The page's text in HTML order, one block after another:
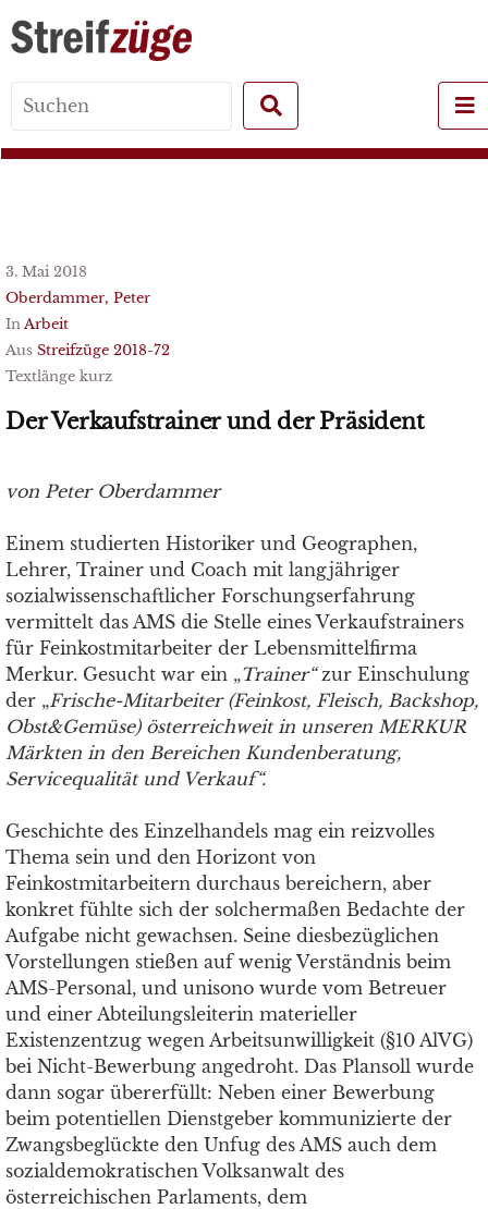
for:
3. Mai 2018
Oberdammer, Peter
In Arbeit
Aus Streifzüge 2018-72
Textlänge kurz
Der Verkaufstrainer und der Präsident
von Peter Oberdammer
Einem studierten Historiker und Geographen,
Lehrer, Trainer und Coach mit langjähriger
sozialwissenschaftlicher Forschungserfahrung
vermittelt das AMS die Stelle eines Verkaufstrainers
für Feinkostmitarbeiter der Lebensmittelfirma
Merkur. Gesucht war ein „Trainer“zur Einschulung
der „Frische-Mitarbeiter (Feinkost, Fleisch, Backshop,
Obst&Gemüse) österreichweit in unseren MERKUR
Märkten in den Bereichen Kundenberatung,
Servicequalität und Verkauf“.
Geschichte des Einzelhandels mag ein reizvolles
Thema sein und den Horizont von
Feinkostmitarbeitern durchaus bereichern, aber
konkret fühlte sich der solchermaßen Bedachte der
Aufgabe nicht gewachsen. Seine diesbezüglichen
Vorstellungen stießen auf wenig Verständnis beim
AMS-Personal, und unisono wurde vom Betreuer
und einer Abteilungsleiterin materieller
Existenzentzug wegen Arbeitsunwilligkeit (§10 AlVG)
bei Nicht-Bewerbung angedroht. Das Plansoll wurde
dann sogar übererfüllt: Neben einer Bewerbung
beim potentiellen Dienstgeber kommunizierte der
Zwangsbeglückte den Unfug des AMS auch dem
sozialdemokratischen Volksanwalt des
österreichischen Parlaments, dem